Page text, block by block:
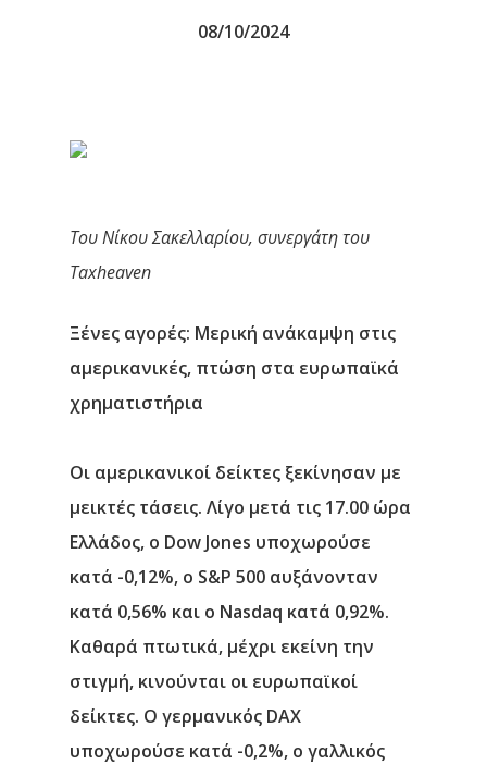
08/10/2024
Του Νίκου Σακελλαρίου, συνεργάτη του
Taxheaven
Ξένες αγορές: Μερική ανάκαμψη στις
αμερικανικές, πτώση στα ευρωπαϊκά
χρηματιστήρια
Οι αμερικανικοί δείκτες ξεκίνησαν με
μεικτές τάσεις. Λίγο μετά τις 17.00 ώρα
Ελλάδος, ο Dow Jones υποχωρούσε
κατά -0,12%, ο S&P 500 αυξάνονταν
κατά 0,56% και ο Nasdaq κατά 0,92%.
Καθαρά πτωτικά, μέχρι εκείνη την
στιγμή, κινούνται οι ευρωπαϊκοί
δείκτες. Ο γερμανικός DAX
υποχωρούσε κατά -0,2%, ο γαλλικός